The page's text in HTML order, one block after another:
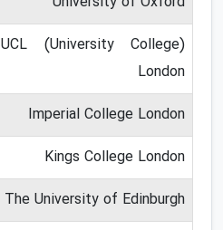
(UCL (University College
London
Imperial College London
Kings College London
The University of Edinburgh